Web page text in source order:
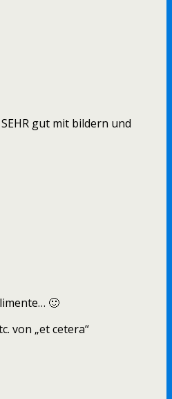
gut mit bildern und
🙂
von „et cetera“